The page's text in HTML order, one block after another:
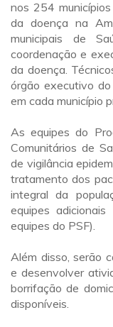
nos 254
da doença na
municipais de
coordenação e
da doença.
órgão executivo
em cada município
As equipes do
Comunitários de
de vigilância
tratamento dos
integral da
equipes
equipes do PSF).
Além disso, serão
e desenvolver
borrifação de
disponíveis.